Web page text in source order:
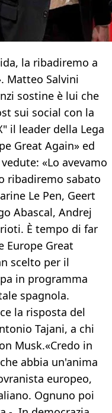
la ribadiremo a
Matteo Salvini
sostine è lui che
sui social con la
il leader della Lega
Great Again» ed
«Lo avevamo
ribadiremo sabato
Le Pen, Geert
Abascal, Andrej
È tempo di far
Europe Great
scelto per il
in programma
spagnola.
la risposta del
Tajani, a chi
Musk.«Credo in
abbia un'anima
europeo,
Ognuno poi